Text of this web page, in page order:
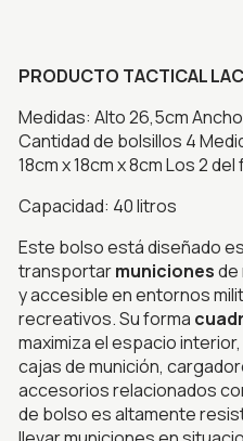
PRODUCTO TACTICAL
Medidas: Alto 26,5cm
Cantidad de bolsillos 4
18cm x 18cm x 8cm Los 2
Capacidad: 40 litros
Este bolso está diseñado
transportarmunicionesde
y accesible en entornos
recreativos. Su forma
maximiza el espacio
cajas de munición,
accesorios relacionados
de bolso es altamente